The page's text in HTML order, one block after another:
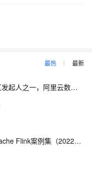
最热 最新
【大咖问答】对话PostgreSQL 中国社区发起人之一，阿里云数据库高级专家 德哥
【藏经阁一起读（27）】本周推荐《Apache Flink案例集（2022版）》，你有哪些心得？